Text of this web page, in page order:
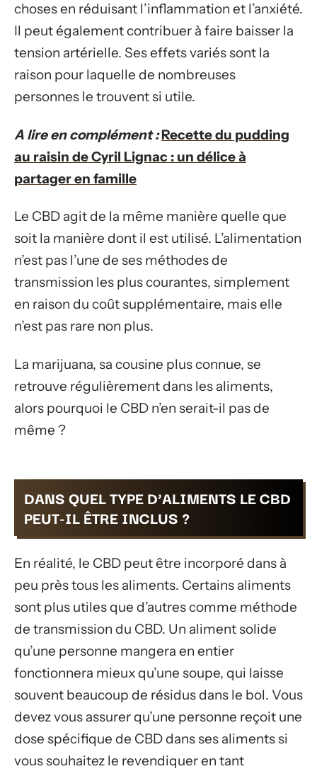
choses en réduisant l’inflammation et l’anxiété.
Il peut également contribuer à faire baisser la
tension artérielle. Ses effets variés sont la
raison pour laquelle de nombreuses
personnes le trouvent si utile.
A lire en complément :Recette du pudding
au raisin de Cyril Lignac : un délice à
partager en famille
Le CBD agit de la même manière quelle que
soit la manière dont il est utilisé. L’alimentation
n’est pas l’une de ses méthodes de
transmission les plus courantes, simplement
en raison du coût supplémentaire, mais elle
n’est pas rare non plus.
La marijuana, sa cousine plus connue, se
retrouve régulièrement dans les aliments,
alors pourquoi le CBD n’en serait-il pas de
même ?
DANS QUEL TYPE D’ALIMENTS LE CBD
PEUT-IL ÊTRE INCLUS ?
En réalité, le CBD peut être incorporé dans à
peu près tous les aliments. Certains aliments
sont plus utiles que d’autres comme méthode
de transmission du CBD. Un aliment solide
qu’une personne mangera en entier
fonctionnera mieux qu’une soupe, qui laisse
souvent beaucoup de résidus dans le bol. Vous
devez vous assurer qu’une personne reçoit une
dose spécifique de CBD dans ses aliments si
vous souhaitez le revendiquer en tant